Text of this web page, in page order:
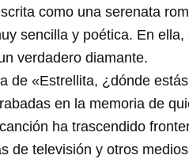
como una serenata
sencilla y poética. En
verdadero diamante.
de «Estrellita, ¿dónde
en la memoria de
ha trascendido
de televisión y otros